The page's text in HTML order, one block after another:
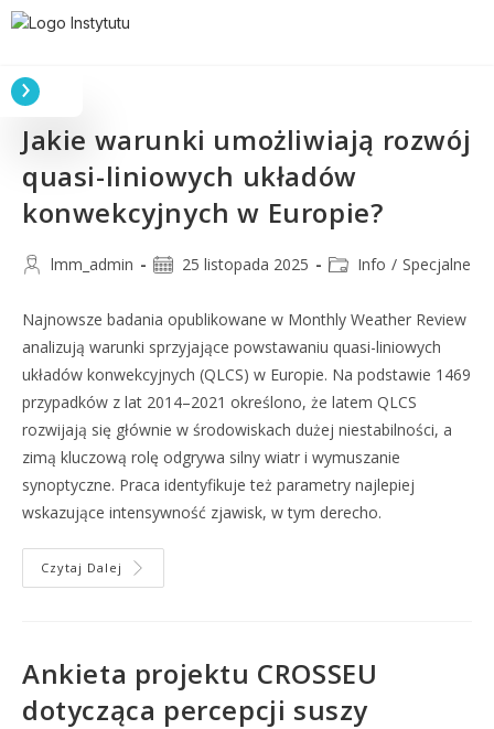
Jakie warunki umożliwiają rozwój
quasi-liniowych układów
konwekcyjnych w Europie?
lmm_admin 25 listopada 2025 Info / Specjalne
Najnowsze badania opublikowane w Monthly Weather Review
analizują warunki sprzyjające powstawaniu quasi-liniowych
układów konwekcyjnych (QLCS) w Europie. Na podstawie 1469
przypadków z lat 2014–2021 określono, że latem QLCS
rozwijają się głównie w środowiskach dużej niestabilności, a
zimą kluczową rolę odgrywa silny wiatr i wymuszanie
synoptyczne. Praca identyfikuje też parametry najlepiej
wskazujące intensywność zjawisk, w tym derecho.
Czytaj Dalej
Ankieta projektu CROSSEU
dotycząca percepcji suszy